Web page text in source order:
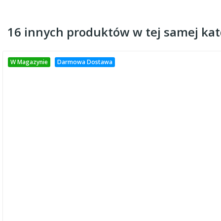
16 innych produktów w tej samej
W Magazynie Darmowa Dostawa